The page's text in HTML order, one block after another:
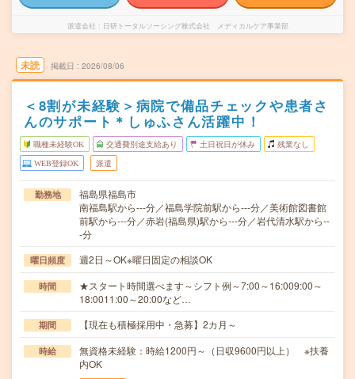
派遣会社 日研トータルソーシング株式会社 メディカルケア事業部
未読 掲載日 2026/08/06
＜8割が未経験＞病院で備品チェックや患者さ
んのサポート＊しゅふさん活躍中！
職種未経験OK 交通費別途支給あり 土日祝日が休み 残業なし
WEB登録OK 派遣
勤務地
福島県福島市
南福島駅から---分／福島学院前駅から---分／美術館図書館
前駅から---分／赤岩(福島県)駅から---分／岩代清水駅から--
-分
曜日頻度 週2日～OK※曜日固定の相談OK
時間
★スタート時間選べます～シフト例～7:00～16:009:00～
18:0011:00～20:00など…
期間 【現在も積極採用中・急募】2カ月～
時給
無資格未経験：時給1200円～（日収9600円以上） ※扶養
内OK